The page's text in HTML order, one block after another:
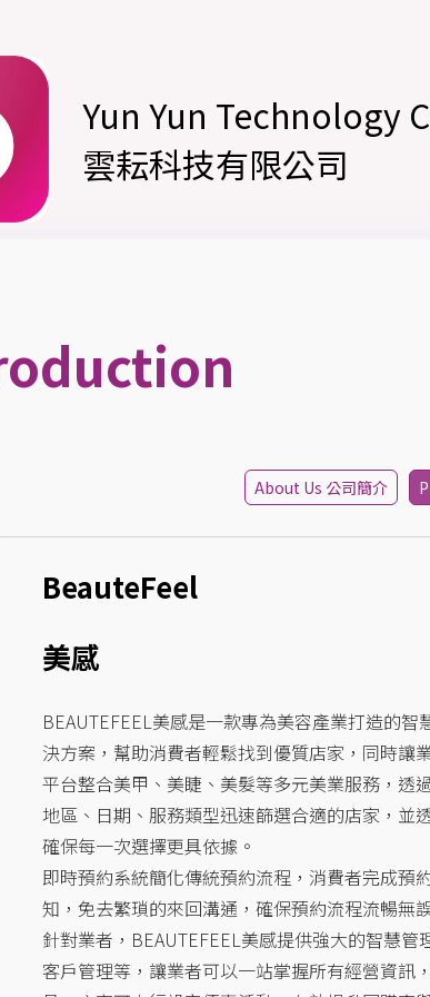
Yun Yun Technology
雲耘科技有限公司
About Us 公司簡介
BeauteFeel
美感
BEAUTEFEEL美感是一款專為美容產業打造的
決方案，幫助消費者輕鬆找到優質店家，同時讓
平台整合美甲、美睫、美髮等多元美業服務，透
地區、日期、服務類型迅速篩選合適的店家，並
確保每一次選擇更具依據。
即時預約系統簡化傳統預約流程，消費者完成預
知，免去繁瑣的來回溝通，確保預約流程流暢無
針對業者，BEAUTEFEEL美感提供強大的智慧管
客戶管理等，讓業者可以一站掌握所有經營資訊